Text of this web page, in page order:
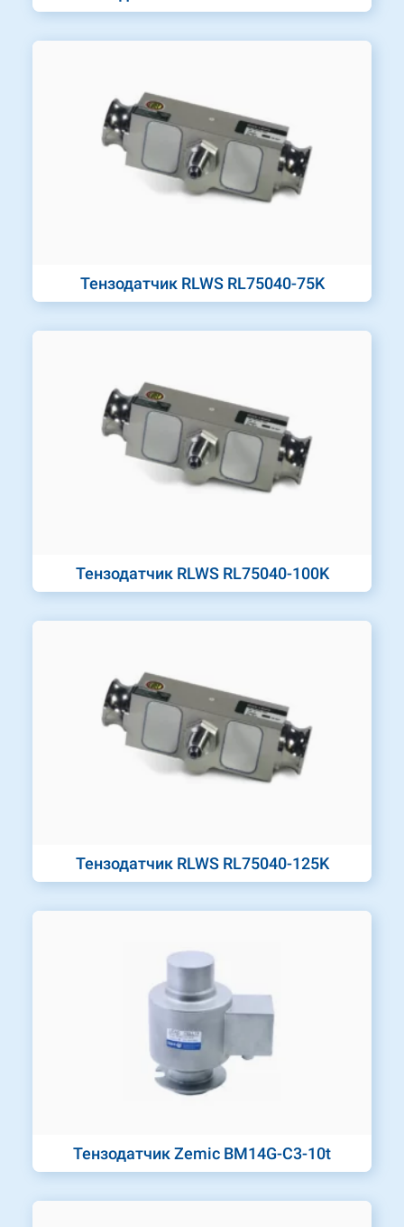
Тензодатчик RLWS RL75040-75K
Тензодатчик RLWS RL75040-100K
Тензодатчик RLWS RL75040-125K
Тензодатчик Zemic BM14G-C3-10t